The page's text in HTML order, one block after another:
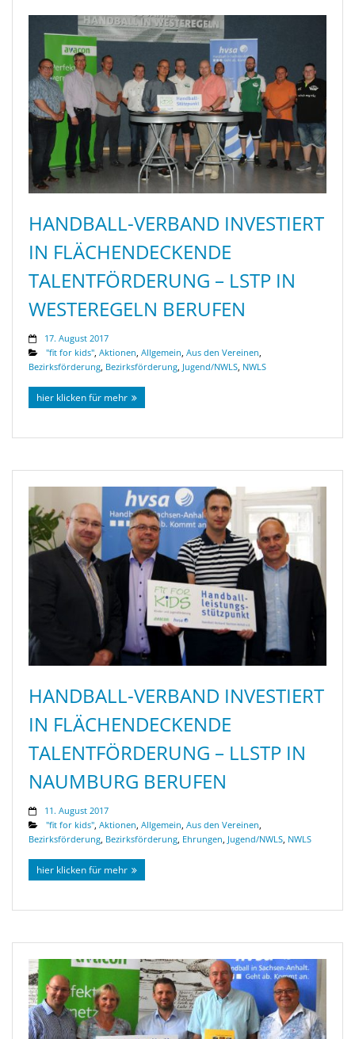
HANDBALL-VERBAND INVESTIERT
IN FLÄCHENDECKENDE
TALENTFÖRDERUNG – LSTP IN
WESTEREGELN BERUFEN
17. August 2017
"fit for kids", Aktionen, Allgemein, Aus den Vereinen,
Bezirksförderung, Bezirksförderung, Jugend/NWLS, NWLS
hier klicken für mehr
HANDBALL-VERBAND INVESTIERT
IN FLÄCHENDECKENDE
TALENTFÖRDERUNG – LLSTP IN
NAUMBURG BERUFEN
11. August 2017
"fit for kids" Aktionen Allgemein Aus den Vereinen
Bezirksförderung Bezirksförderung Ehrungen Jugend/NWLS NWLS
hier klicken für mehr